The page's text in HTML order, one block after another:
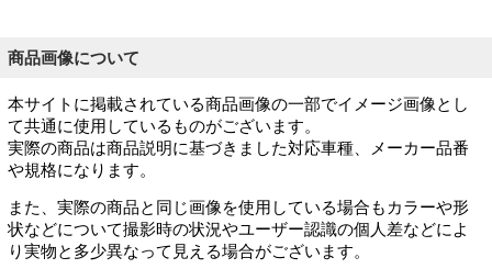
商品画像について
本サイトに掲載されている商品画像の一部でイメージ画像とし
て共通に使用しているものがございます。
実際の商品は商品説明に基づきました対応車種、メーカー品番
や規格になります。
また、実際の商品と同じ画像を使用している場合もカラーや形
状などについて撮影時の状況やユーザー認識の個人差などによ
り実物と多少異なって見える場合がございます。